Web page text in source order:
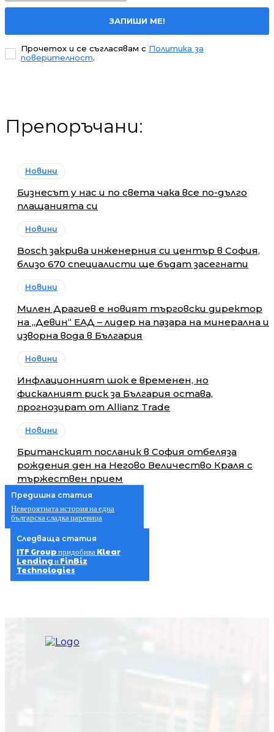
ЗАПИШИ МЕ!
Прочетох и се съгласявам с Политика за
поверителност.
Препоръчани:
Новини
Бизнесът у нас и по света чака все по-дълго
плащанията си
Новини
Bosch закрива инженерния си център в София,
близо 670 специалисти ще бъдат засегнати
Новини
Милен Драгиев е новият търговски директор
на „Девин“ ЕАД – лидер на пазара на минерална и
изворна вода в България
Новини
Инфлационният шок е временен, но
фискалният риск за България остава,
прогнозират от Allianz Trade
Новини
Британският посланик в София отбеляза
рождения ден на Негово Величество Краля с
тържествен прием
Предишна статия
Невероятната история на една
българска сладка царевица
Следваща статия
ITF Group придобива Klear
Lending и FinBiz
Technologies